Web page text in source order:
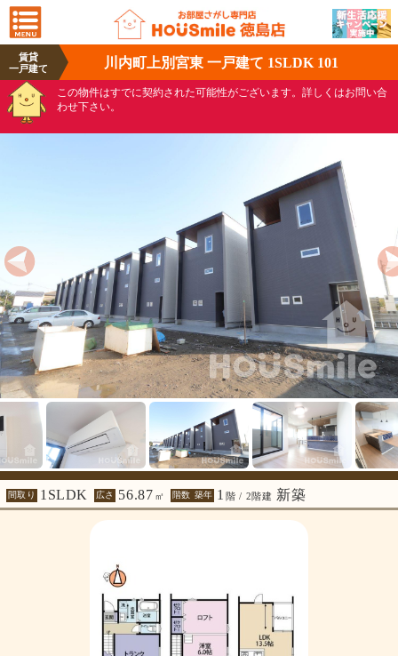
賃貸
一戸建て
川内町上別宮東 一戸建て 1SLDK 101
この物件はすでに契約された可能性がございます。詳しくはお問い合
わせ下さい。
間取り 1SLDK 広さ 56.87 ㎡ 階数 築年 1 階 / 2階建 新築